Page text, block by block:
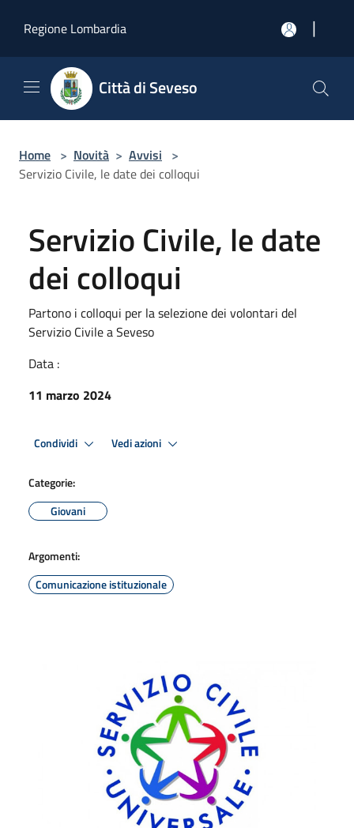
Regione Lombardia
|
Città di Seveso
Home > Novità > Avvisi >
Servizio Civile, le date dei colloqui
Servizio Civile, le date
dei colloqui
Partono i colloqui per la selezione dei volontari del
Servizio Civile a Seveso
Data :
11 marzo 2024
Condividi Vedi azioni
Categorie:
Giovani
Argomenti:
Comunicazione istituzionale